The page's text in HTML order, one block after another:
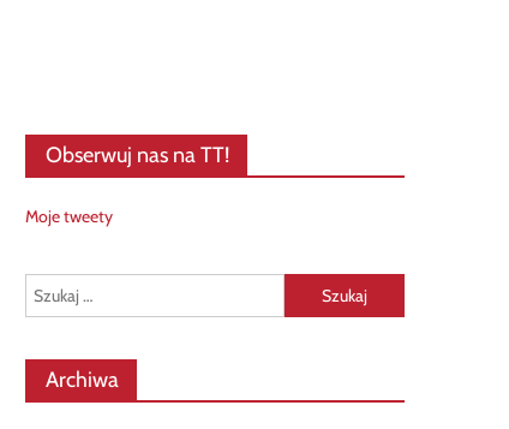
Obserwuj nas na TT!
Moje tweety
Szukaj:
Archiwa